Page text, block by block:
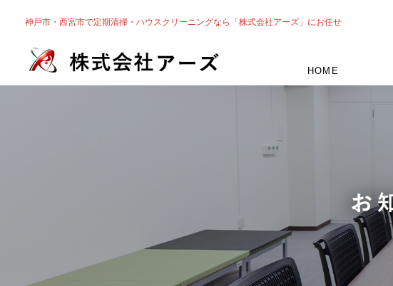
神戶市・⻄宮市で定期清掃・ハウスクリーニングなら「株式会社アーズ」にお任せ
HOME